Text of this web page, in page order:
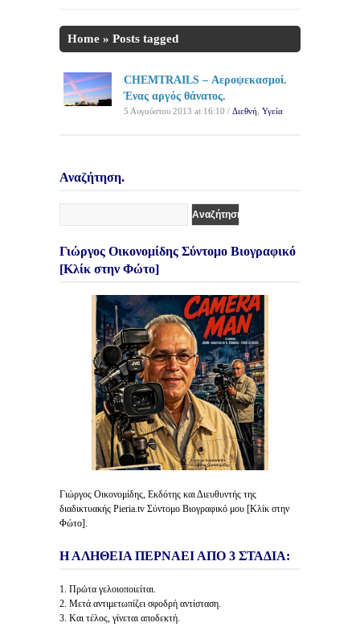
Home » Posts tagged
CHEMTRAILS – Αεροψεκασμοί.
Ένας αργός θάνατος.
5 Αυγούστου 2013 at 16:10 / Διεθνή Υγεία
Αναζήτηση.
Γιώργος Οικονομίδης Σύντομο Βιογραφικό
[Κλίκ στην Φώτο]
Γιώργος Οικονομίδης, Εκδότης και Διευθυντής της
διαδικτυακής Pieria.tv Σύντομο Βιογραφικό μου [Κλίκ στην
Φώτο].
Η ΑΛΗΘΕΙΑ ΠΕΡΝΑΕΙ ΑΠΟ 3 ΣΤΑΔΙΑ:
1. Πρώτα γελοιοποιείται.
2. Μετά αντιμετωπίζει σφοδρή αντίσταση.
3. Και τέλος, γίνεται αποδεκτή.